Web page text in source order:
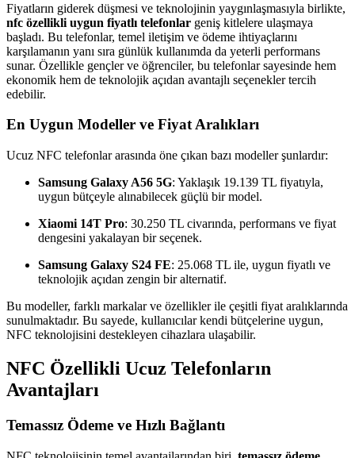
Fiyatların giderek düşmesi ve teknolojinin yaygınlaşmasıyla birlikte,
nfc özellikli uygun fiyatlı telefonlar geniş kitlelere ulaşmaya
başladı. Bu telefonlar, temel iletişim ve ödeme ihtiyaçlarını
karşılamanın yanı sıra günlük kullanımda da yeterli performans
sunar. Özellikle gençler ve öğrenciler, bu telefonlar sayesinde hem
ekonomik hem de teknolojik açıdan avantajlı seçenekler tercih
edebilir.
En Uygun Modeller ve Fiyat Aralıkları
Ucuz NFC telefonlar arasında öne çıkan bazı modeller şunlardır:
Samsung Galaxy A56 5G: Yaklaşık 19.139 TL fiyatıyla,
uygun bütçeyle alınabilecek güçlü bir model.
Xiaomi 14T Pro: 30.250 TL civarında, performans ve fiyat
dengesini yakalayan bir seçenek.
Samsung Galaxy S24 FE: 25.068 TL ile, uygun fiyatlı ve
teknolojik açıdan zengin bir alternatif.
Bu modeller, farklı markalar ve özellikler ile çeşitli fiyat aralıklarında
sunulmaktadır. Bu sayede, kullanıcılar kendi bütçelerine uygun,
NFC teknolojisini destekleyen cihazlara ulaşabilir.
NFC Özellikli Ucuz Telefonların
Avantajları
Temassız Ödeme ve Hızlı Bağlantı